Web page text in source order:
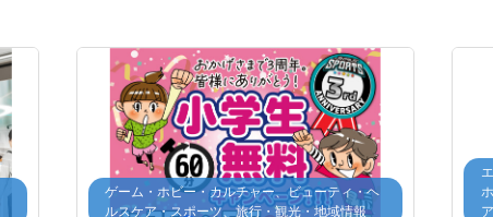
ゲーム・ホビー・カルチャー、ビューティ・ヘ
ルスケア・スポーツ、旅行・観光・地域情報